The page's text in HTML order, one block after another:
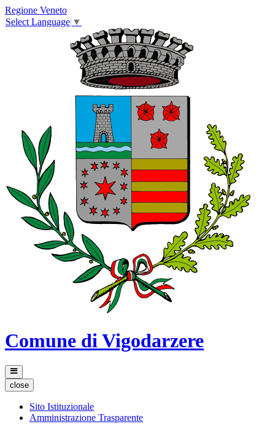
Regione Veneto
Select Language ▼
Comune di Vigodarzere
close
Sito Istituzionale
Amministrazione Trasparente